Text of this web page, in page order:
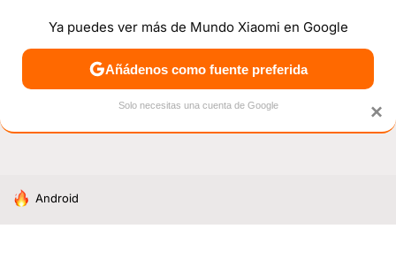
NOTICIAS MÓVILES TUTORIALES OFERTAS
HOY SE HABLA DE
Android
×
Ya puedes ver más de Mundo Xiaomi en Google
Añádenos como fuente preferida
Solo necesitas una cuenta de Google